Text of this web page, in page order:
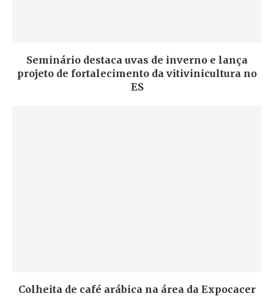
Seminário destaca uvas de inverno e lança
projeto de fortalecimento da vitivinicultura no
ES
Colheita de café arábica na área da Expocacer